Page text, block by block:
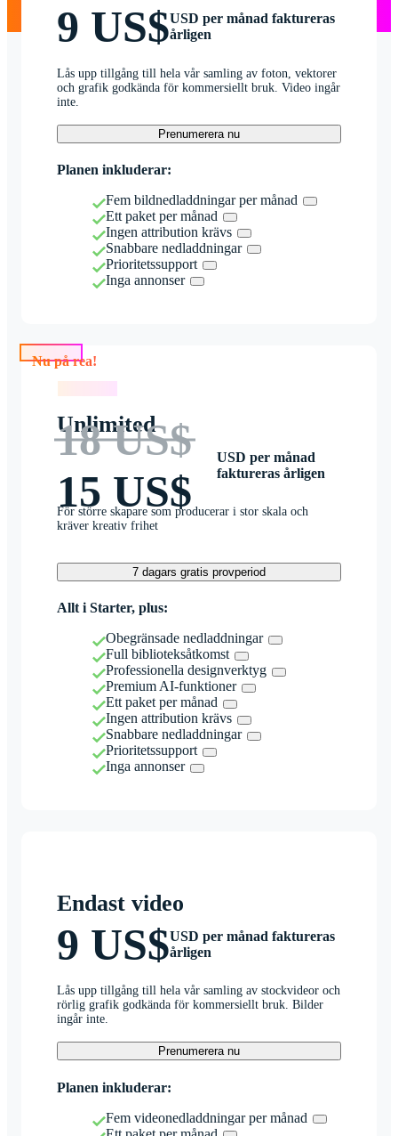
9 US$USD per månad faktureras
årligen
Lås upp tillgång till hela vår samling av foton, vektorer
och grafik godkända för kommersiellt bruk. Video ingår
inte.
Prenumerera nu
Planen inkluderar:
Fem bildnedladdningar per månad
Ett paket per månad
Ingen attribution krävs
Snabbare nedladdningar
Prioritetssupport
Inga annonser
Nu på rea!
Unlimited
18 US$
15 US$
USD per månad
faktureras årligen
För större skapare som producerar i stor skala och
kräver kreativ frihet
7 dagars gratis provperiod
Allt i Starter, plus:
Obegränsade nedladdningar
Full biblioteksåtkomst
Professionella designverktyg
Premium AI-funktioner
Ett paket per månad
Ingen attribution krävs
Snabbare nedladdningar
Prioritetssupport
Inga annonser
Endast video
9 US$USD per månad faktureras
årligen
Lås upp tillgång till hela vår samling av stockvideor och
rörlig grafik godkända för kommersiellt bruk. Bilder
ingår inte.
Prenumerera nu
Planen inkluderar:
Fem videonedladdningar per månad